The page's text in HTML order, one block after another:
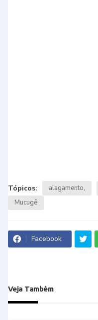
Tópicos: alagamento
Mucugê
Facebook
Veja Também